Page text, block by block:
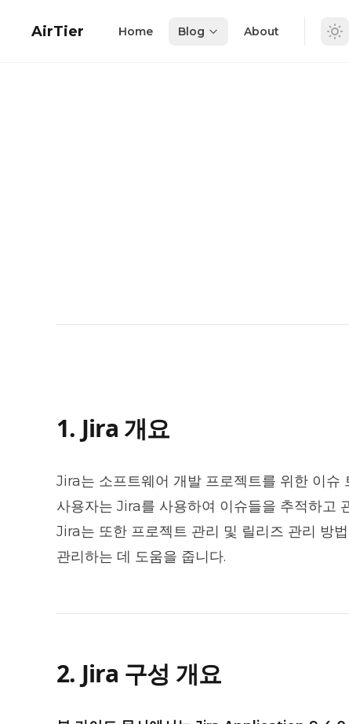
AirTier Home Blog About
Jira 설치 가이드
1. Jira 개요
Jira는 소프트웨어 개발 프로젝트를 위한 이슈
사용자는 Jira를 사용하여 이슈들을 추적하고
Jira는 또한 프로젝트 관리 및 릴리즈 관리 방
관리하는 데 도움을 줍니다.
2. Jira 구성 개요